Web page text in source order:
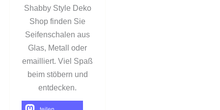
Shabby Style Deko
Shop finden Sie
Seifenschalen aus
Glas, Metall oder
emailliert. Viel Spaß
beim stöbern und
entdecken.